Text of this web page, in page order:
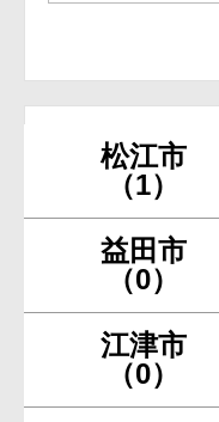
松江市
（1）
益田市
（0）
江津市
（0）